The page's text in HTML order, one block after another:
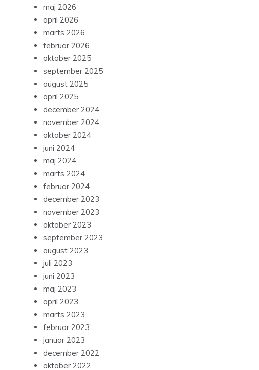
maj 2026
april 2026
marts 2026
februar 2026
oktober 2025
september 2025
august 2025
april 2025
december 2024
november 2024
oktober 2024
juni 2024
maj 2024
marts 2024
februar 2024
december 2023
november 2023
oktober 2023
september 2023
august 2023
juli 2023
juni 2023
maj 2023
april 2023
marts 2023
februar 2023
januar 2023
december 2022
oktober 2022